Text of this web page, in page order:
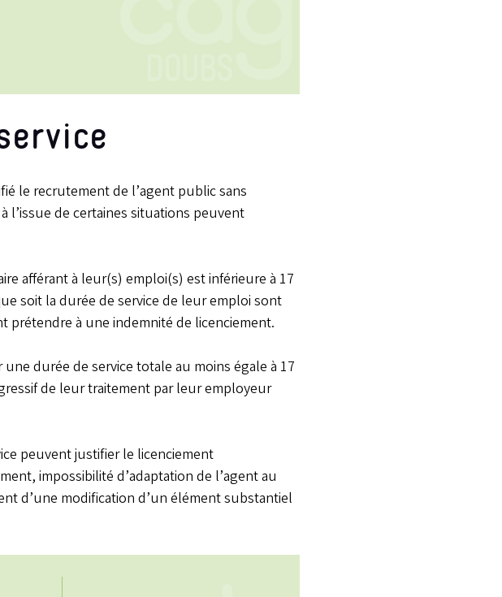
le recrutement de l’agent public sans
l’issue de certaines situations peuvent
afférant à leur(s) emploi(s) est inférieure à 17
soit la durée de service de leur emploi sont
prétendre à une indemnité de licenciement.
durée de service totale au moins égale à 17
de leur traitement par leur employeur
peuvent justifier le licenciement
impossibilité d’adaptation de l’agent au
d’une modification d’un élément substantiel